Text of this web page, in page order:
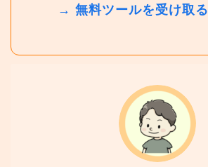
→ 無料ツールを受け取る